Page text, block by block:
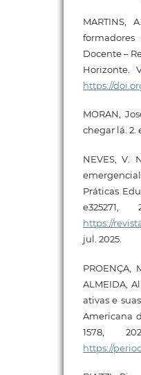
MARTINS,
Docente –
Horizonte.
https://
MORAN,
chegar lá. 2.
NEVES, V.
Práticas
e325271,
https://
jul. 2025.
PROENÇA,
ALMEIDA,
ativas e
Americana
1578,
https://